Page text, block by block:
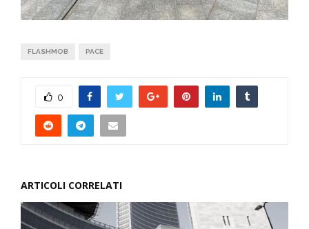
FLASHMOB PACE
0
ARTICOLI CORRELATI